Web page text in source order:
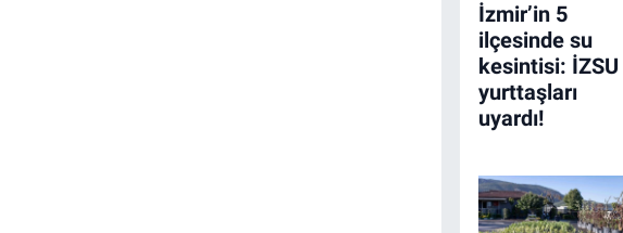
İzmir’in 5
ilçesinde su
kesintisi: İZSU
yurttaşları
uyardı!